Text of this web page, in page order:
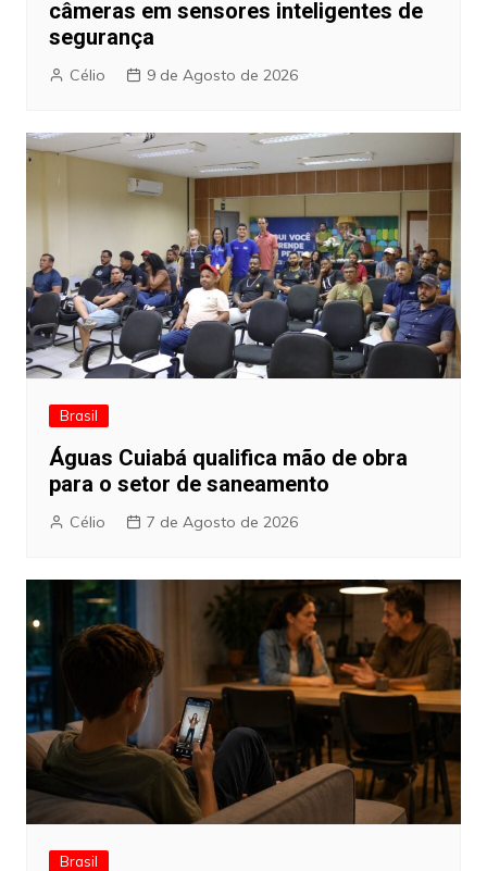
câmeras em sensores inteligentes de
segurança
Célio 9 de Agosto de 2026
Brasil
Águas Cuiabá qualifica mão de obra
para o setor de saneamento
Célio 7 de Agosto de 2026
Brasil